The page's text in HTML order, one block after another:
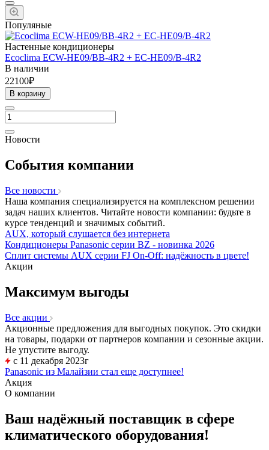
Популяные
Настенные кондиционеры
Ecoclima ECW-HE09/BB-4R2 + EC-HE09/B-4R2
В наличии
22100₽
В корзину
Новости
События компании
Все новости
Наша компания специализируется на комплексном решении
задач наших клиентов. Читайте новости компании: будьте в
курсе тенденций и значимых событий.
AUX, который слушается без интернета
Кондиционеры Panasonic серии BZ - новинка 2026
Сплит системы AUX серии FJ On-Off: надёжность в цвете!
Акции
Максимум выгоды
Все акции
Акционные предложения для выгодных покупок. Это скидки
на товары, подарки от партнеров компании и сезонные акции.
Не упустите выгоду.
с 11 декабря 2023г
Panasonic из Малайзии стал еще доступнее!
Акция
О компании
Ваш надёжный поставщик в сфере
климатического оборудования!